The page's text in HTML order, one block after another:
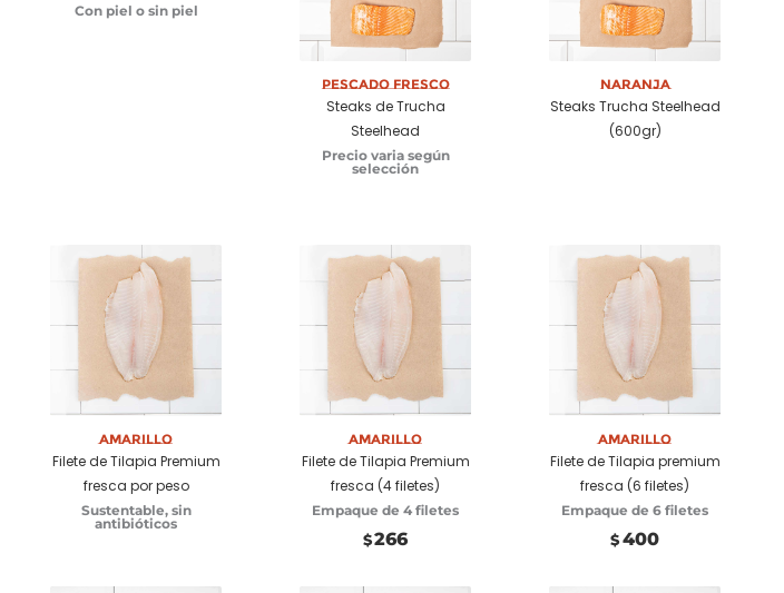
Con piel o sin piel
Pescado Fresco
Steaks de Trucha
Steelhead
Precio varia según
selección
Naranja
Steaks Trucha Steelhead
(600gr)
Añadir a carrito
Amarillo
Filete de Tilapia Premium
fresca por peso
Sustentable, sin
antibióticos
Añadir a carrito
Amarillo
Filete de Tilapia Premium
fresca (4 filetes)
Empaque de 4 filetes
$266
Añadir a carrito
Amarillo
Filete de Tilapia premium
fresca (6 filetes)
Empaque de 6 filetes
$ 400